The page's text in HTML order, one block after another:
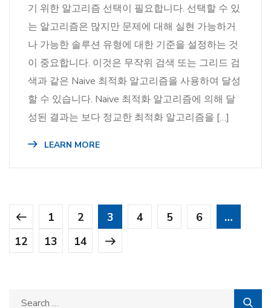
기 위한 알고리즘 선택이 필요합니다. 선택할 수 있
는 알고리즘은 많지만 문제에 대해 실현 가능하거
나 가능한 솔루션 유형에 대한 기준을 설정하는 것
이 중요합니다. 이것은 무작위 검색 또는 그리드 검
색과 같은 Naive 최적화 알고리즘을 사용하여 달성
할 수 있습니다. Naive 최적화 알고리즘에 의해 달
성된 결과는 보다 정교한 최적화 알고리즘을 […]
LEARN MORE
1 2 3 4 5 6
…
12
13 14